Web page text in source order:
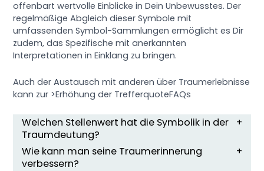
offenbart wertvolle Einblicke in Dein Unbewusstes. Der
regelmäßige Abgleich dieser Symbole mit
umfassenden Symbol-Sammlungen ermöglicht es Dir
zudem, das Spezifische mit anerkannten
Interpretationen in Einklang zu bringen.
Auch der Austausch mit anderen über Traumerlebnisse
kann zur >Erhöhung der TrefferquoteFAQs
Welchen Stellenwert hat die Symbolik in der
Traumdeutung?
Wie kann man seine Traumerinnerung
verbessern?